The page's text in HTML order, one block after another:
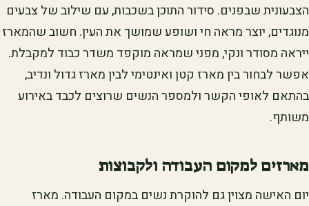
הצבעונית שבפנים. סידור התוכן בשכבות, עם שילוב של צבעים
מנוגדים, יוצר מראה חי ושופע שמושך את העין. חשוב שהמארז
ייראה מסודר ונקי, מפני שמראה מוקפד משדר כבוד למקבלת.
אפשר לבחור בין מארז קטן ואינטימי לבין מארז גדול ונדיב,
בהתאם לאופי הקשר ולמספר הנשים שרוצים לכבד באירוע
משותף.
מארזים למקום העבודה ולקבוצות
יום האישה מצוין גם להוקרת נשים במקום העבודה. מארז